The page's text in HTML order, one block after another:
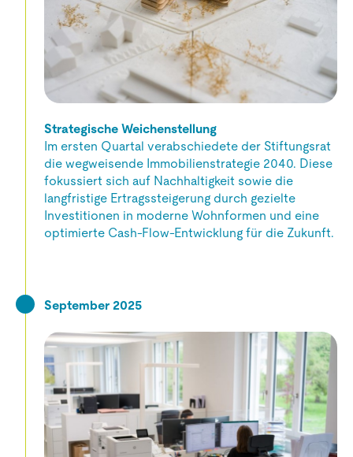
Strategische Weichenstellung
Im ersten Quartal verabschiedete der Stiftungsrat
die wegweisende Immobilienstrategie 2040. Diese
fokussiert sich auf Nachhaltigkeit sowie die
langfristige Ertragssteigerung durch gezielte
Investitionen in moderne Wohnformen und eine
optimierte Cash-Flow-Entwicklung für die Zukunft.
September 2025